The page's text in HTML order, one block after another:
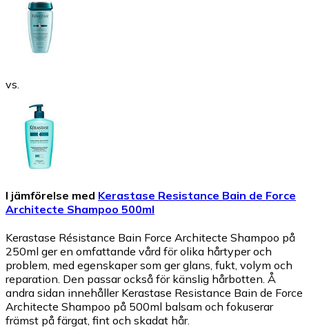
vs.
I jämförelse med Kerastase Resistance Bain de Force
Architecte Shampoo 500ml
Kerastase Résistance Bain Force Architecte Shampoo på
250ml ger en omfattande vård för olika hårtyper och
problem, med egenskaper som ger glans, fukt, volym och
reparation. Den passar också för känslig hårbotten. Å
andra sidan innehåller Kerastase Resistance Bain de Force
Architecte Shampoo på 500ml balsam och fokuserar
främst på färgat, fint och skadat hår.